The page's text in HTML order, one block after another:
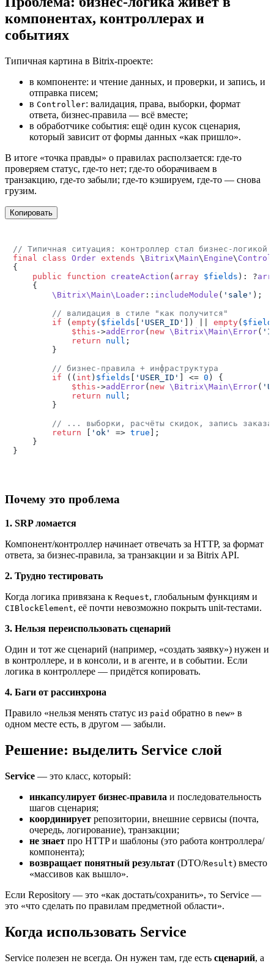
компонентах, контроллерах и
событиях
Типичная картина в Bitrix‑проекте:
в компоненте: и чтение данных, и проверки, и запись, и
отправка писем;
в Controller: валидация, права, выборки, формат
ответа, бизнес‑правила — всё вместе;
в обработчике события: ещё один кусок сценария,
который зависит от формы данных «как пришло».
В итоге «точка правды» о правилах расползается: где-то
проверяем статус, где-то нет; где-то оборачиваем в
транзакцию, где-то забыли; где-то кэшируем, где-то — снова
грузим.
Копировать
// Типичная ситуация: контроллер стал бизнес-логикой
final
class Order extends \ Bitrix\Main\ Engine\
{
public
function createAction ( array $fields ): ?
{
\Bitrix\Main\Loader :: includeModule ( 'sale' );
// валидация в стиле "как получится"
if (empty( $fields [ 'USER_ID' ]) || empty(
$this ->addError( new \Bitrix\Main\Error(
return
null ;
        }
// бизнес-правила + инфраструктура
if (( int ) $fields [ 'USER_ID' ] <= 0 ) {
$this ->addError( new \Bitrix\Main\Error(
return
null ;
        }
// ... выборки, расчёты скидок, запись
return [ 'ok' => true ];
    }
Почему это проблема
1. SRP ломается
Компонент/контроллер начинает отвечать за HTTP, за формат
ответа, за бизнес‑правила, за транзакции и за Bitrix API.
2. Трудно тестировать
Когда логика привязана к Request, глобальным функциям и
CIBlockElement, её почти невозможно покрыть unit‑тестами.
3. Нельзя переиспользовать сценарий
Один и тот же сценарий (например, «создать заявку») нужен и
в контроллере, и в консоли, и в агенте, и в событии. Если
логика в контроллере — придётся копировать.
4. Баги от рассинхрона
Правило «нельзя менять статус из paid обратно в new» в
одном месте есть, в другом — забыли.
Решение: выделить Service слой
Service — это класс, который:
инкапсулирует бизнес‑правила и последовательность
шагов сценария;
координирует репозитории, внешние сервисы (почта,
очередь, логирование), транзакции;
не знает про HTTP и шаблоны (это работа контроллера/
компонента);
возвращает понятный результат (DTO/Result) вместо
«массивов как вышло».
Если Repository — это «как достать/сохранить», то Service —
это «что сделать по правилам предметной области».
Когда использовать Service
Service полезен не всегда. Он нужен там, где есть сценарий, а